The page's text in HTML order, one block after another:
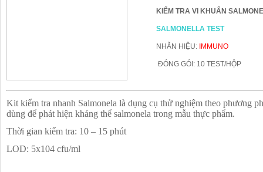
KIỂM TRA VI KHUẨN
SALMONELLA TEST
NHÃN HIỆU: IMMUNO
ĐÓNG GÓI: 10 TEST/HỘP
Kit kiểm tra nhanh Salmonela là dụng cụ thử nghiệm theo phương
dùng để phát hiện kháng thể salmonela trong mẫu thực phẩm.
Thời gian kiểm tra: 10 – 15 phút
LOD: 5x104 cfu/ml